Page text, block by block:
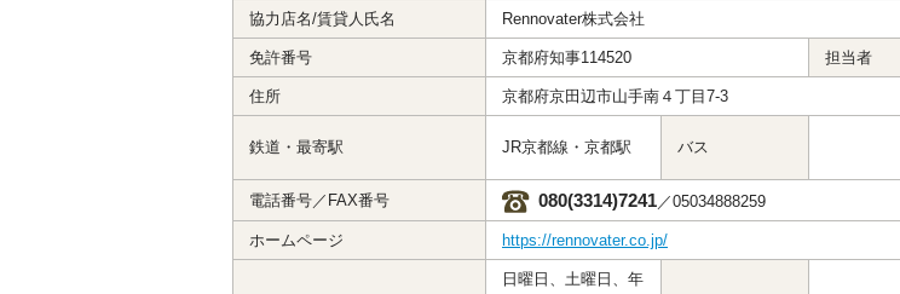
協力店名/賃貸人氏名 Rennovater株式会社
免許番号 京都府知事114520 担当者
住所 京都府京田辺市山手南４丁目7-3
鉄道・最寄駅 JR京都線・京都駅 バス
電話番号／FAX番号 080(3314)7241／05034888259
ホームページ https://rennovater.co.jp/
日曜日、土曜日、年